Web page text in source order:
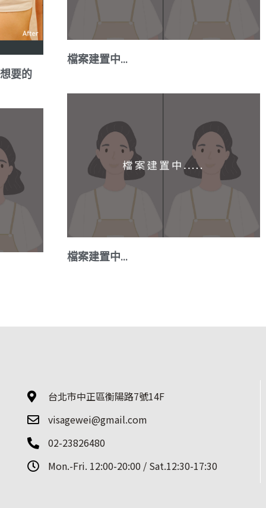
要的
檔案建置中…
檔案建置中…
台北市中正區衡陽路7號14F
visagewei@gmail.com
02-23826480
Mon.-Fri. 12:00-20:00 / Sat.12:30-17:30